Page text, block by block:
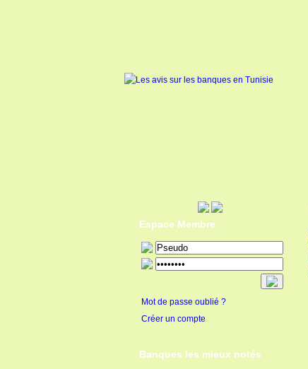
Espace Membre
Mot de passe oublié ?
Créer un compte
Banques les mieux notés